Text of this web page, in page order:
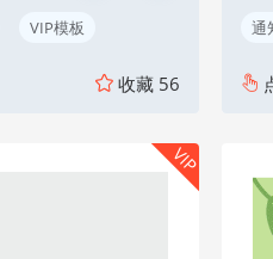
VIP模板
收藏 56
通
VIP